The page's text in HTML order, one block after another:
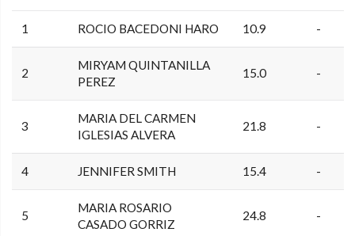
1 ROCIO BACEDONI HARO 10.9 -
2
MIRYAM QUINTANILLA
PEREZ
15.0 -
3
MARIA DEL CARMEN
IGLESIAS ALVERA
21.8 -
4 JENNIFER SMITH 15.4 -
5
MARIA ROSARIO
CASADO GORRIZ
24.8 -